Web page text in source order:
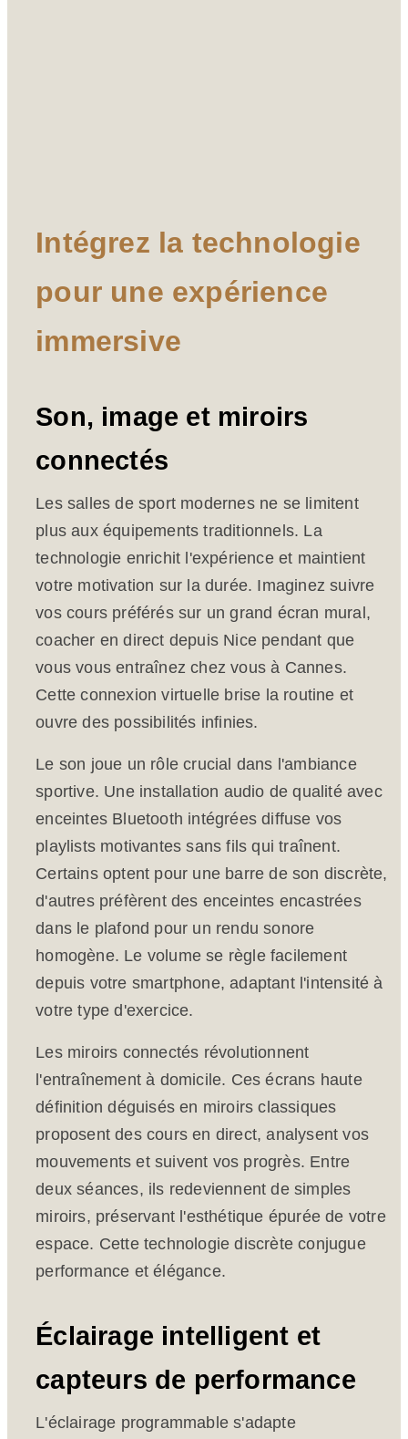
Intégrez la technologie
pour une expérience
immersive
Son, image et miroirs
connectés
Les salles de sport modernes ne se limitent
plus aux équipements traditionnels. La
technologie enrichit l'expérience et maintient
votre motivation sur la durée. Imaginez suivre
vos cours préférés sur un grand écran mural,
coacher en direct depuis Nice pendant que
vous vous entraînez chez vous à Cannes.
Cette connexion virtuelle brise la routine et
ouvre des possibilités infinies.
Le son joue un rôle crucial dans l'ambiance
sportive. Une installation audio de qualité avec
enceintes Bluetooth intégrées diffuse vos
playlists motivantes sans fils qui traînent.
Certains optent pour une barre de son discrète,
d'autres préfèrent des enceintes encastrées
dans le plafond pour un rendu sonore
homogène. Le volume se règle facilement
depuis votre smartphone, adaptant l'intensité à
votre type d'exercice.
Les miroirs connectés révolutionnent
l'entraînement à domicile. Ces écrans haute
définition déguisés en miroirs classiques
proposent des cours en direct, analysent vos
mouvements et suivent vos progrès. Entre
deux séances, ils redeviennent de simples
miroirs, préservant l'esthétique épurée de votre
espace. Cette technologie discrète conjugue
performance et élégance.
Éclairage intelligent et
capteurs de performance
L'éclairage programmable s'adapte